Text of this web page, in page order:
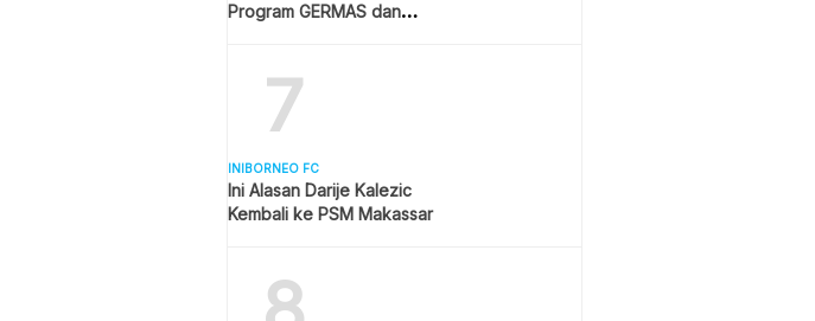
Program GERMAS dan
7
INIBORNEO FC
Ini Alasan Darije Kalezic
Kembali ke PSM Makassar